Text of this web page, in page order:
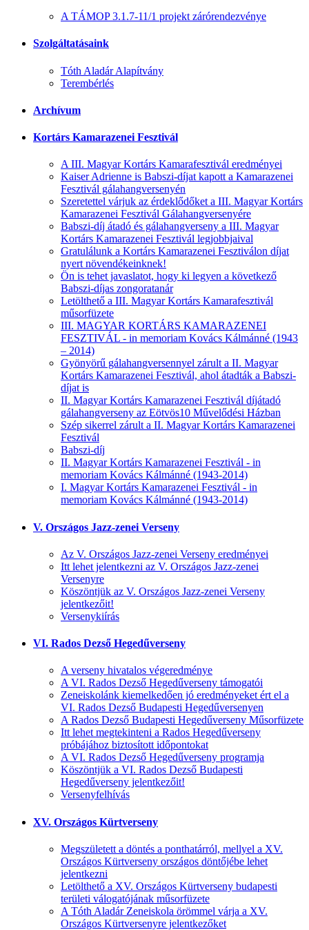
A TÁMOP 3.1.7-11/1 projekt zárórendezvénye
Szolgáltatásaink
Tóth Aladár Alapítvány
Terembérlés
Archívum
Kortárs Kamarazenei Fesztivál
A III. Magyar Kortárs Kamarafesztivál eredményei
Kaiser Adrienne is Babszi-díjat kapott a Kamarazenei
Fesztivál gálahangversenyén
Szeretettel várjuk az érdeklődőket a III. Magyar Kortárs
Kamarazenei Fesztivál Gálahangversenyére
Babszi-díj átadó és gálahangverseny a III. Magyar
Kortárs Kamarazenei Fesztivál legjobbjaival
Gratulálunk a Kortárs Kamarazenei Fesztiválon díjat
nyert növendékeinknek!
Ön is tehet javaslatot, hogy ki legyen a következő
Babszi-díjas zongoratanár
Letölthető a III. Magyar Kortárs Kamarafesztivál
műsorfüzete
III. MAGYAR KORTÁRS KAMARAZENEI
FESZTIVÁL - in memoriam Kovács Kálmánné (1943
– 2014)
Gyönyörű gálahangversennyel zárult a II. Magyar
Kortárs Kamarazenei Fesztivál, ahol átadták a Babszi-
díjat is
II. Magyar Kortárs Kamarazenei Fesztivál díjátadó
gálahangverseny az Eötvös10 Művelődési Házban
Szép sikerrel zárult a II. Magyar Kortárs Kamarazenei
Fesztivál
Babszi-díj
II. Magyar Kortárs Kamarazenei Fesztivál - in
memoriam Kovács Kálmánné (1943-2014)
I. Magyar Kortárs Kamarazenei Fesztivál - in
memoriam Kovács Kálmánné (1943-2014)
V. Országos Jazz-zenei Verseny
Az V. Országos Jazz-zenei Verseny eredményei
Itt lehet jelentkezni az V. Országos Jazz-zenei
Versenyre
Köszöntjük az V. Országos Jazz-zenei Verseny
jelentkezőit!
Versenykiírás
VI. Rados Dezső Hegedűverseny
A verseny hivatalos végeredménye
A VI. Rados Dezső Hegedűverseny támogatói
Zeneiskolánk kiemelkedően jó eredményeket ért el a
VI. Rados Dezső Budapesti Hegedűversenyen
A Rados Dezső Budapesti Hegedűverseny Műsorfüzete
Itt lehet megtekinteni a Rados Hegedűverseny
próbájához biztosított időpontokat
A VI. Rados Dezső Hegedűverseny programja
Köszöntjük a VI. Rados Dezső Budapesti
Hegedűverseny jelentkezőit!
Versenyfelhívás
XV. Országos Kürtverseny
Megszületett a döntés a ponthatárról, mellyel a XV.
Országos Kürtverseny országos döntőjébe lehet
jelentkezni
Letölthető a XV. Országos Kürtverseny budapesti
területi válogatójának műsorfüzete
A Tóth Aladár Zeneiskola örömmel várja a XV.
Országos Kürtversenyre jelentkezőket